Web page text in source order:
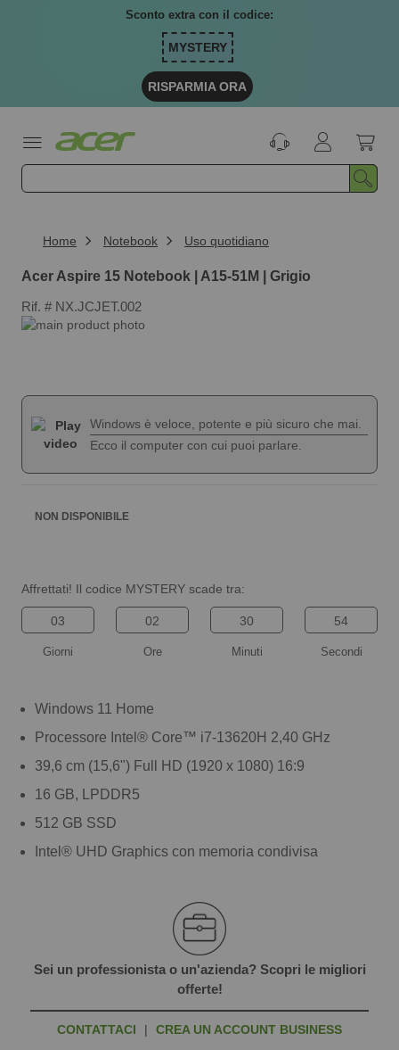
Sconto extra con il codice:
MYSTERY
RISPARMIA ORA
Home Notebook Uso quotidiano
Acer Aspire 15 Notebook | A15-51M | Grigio
Rif.
NX.JCJET.002
Vai
galleria
immagini
galleria
immagini
Windows è veloce, potente e più sicuro che mai.
Ecco il computer con cui puoi parlare.
Affrettati! Il codice MYSTERY scade tra:
03
Giorni
02
Ore
30
Minuti
53
Secondi
Windows 11 Home
Processore Intel® Core™ i7-13620H 2,40 GHz
39,6 cm (15,6") Full HD (1920 x 1080) 16:9
16 GB, LPDDR5
512 GB SSD
Intel® UHD Graphics con memoria condivisa
Sei un professionista o un'azienda? Scopri le migliori
offerte!
CONTATTACI | CREA UN ACCOUNT BUSINESS
NON DISPONIBILE